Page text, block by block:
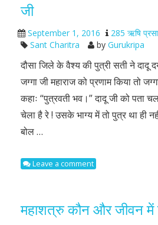
जी
September 1, 2016
285 ऋषि
Sant Charitra
by Gurukripa
दौसा जिले के वैश्य की पुत्री सती ने दादू
जग्गा जी महाराज को प्रणाम किया तो
कहाः “पुत्रवती भव।” दादू जी को पता
चेला है रे ! उसके भाग्य में तो पुत्र था ही
बोल …
Leave a comment
महाशत्रु कौन और जीवन में